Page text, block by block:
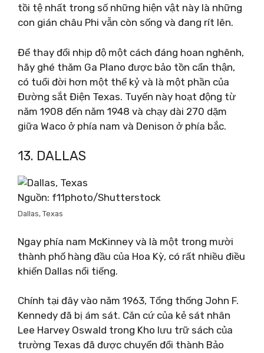
tồi tệ nhất trong số những hiện vật này là những
con gián châu Phi vẫn còn sống và đang rít lên.
Để thay đổi nhịp độ một cách đáng hoan nghênh,
hãy ghé thăm Ga Plano được bảo tồn cẩn thận,
có tuổi đời hơn một thế kỷ và là một phần của
Đường sắt Điện Texas. Tuyến này hoạt động từ
năm 1908 đến năm 1948 và chạy dài 270 dặm
giữa Waco ở phía nam và Denison ở phía bắc.
13. DALLAS
Nguồn: f11photo/Shutterstock
Dallas, Texas
Ngay phía nam McKinney và là một trong mười
thành phố hàng đầu của Hoa Kỳ, có rất nhiều điều
khiến Dallas nổi tiếng.
Chính tại đây vào năm 1963, Tổng thống John F.
Kennedy đã bị ám sát. Căn cứ của kẻ sát nhân
Lee Harvey Oswald trong Kho lưu trữ sách của
trường Texas đã được chuyển đổi thành Bảo